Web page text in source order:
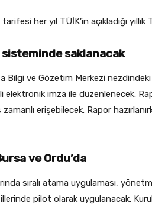
her yıl TÜİK’in açıkladığı yıllık
saklanacak
Bilgi ve Gözetim Merkezi
elektronik imza ile düzenlenecek.
erişebilecek. Rapor
ve Ordu’da
sıralı atama uygulaması,
pilot olarak uygulanacak.